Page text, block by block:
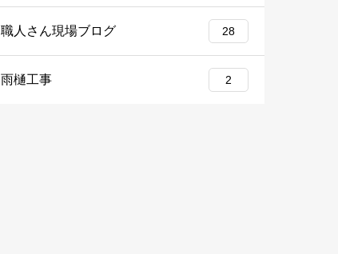
職人さん現場ブログ 28
雨樋工事 2